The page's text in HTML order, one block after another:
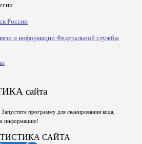
России
и информации Федеральной службы
сайта
программу для сканирования кода,
информацию!
САЙТА